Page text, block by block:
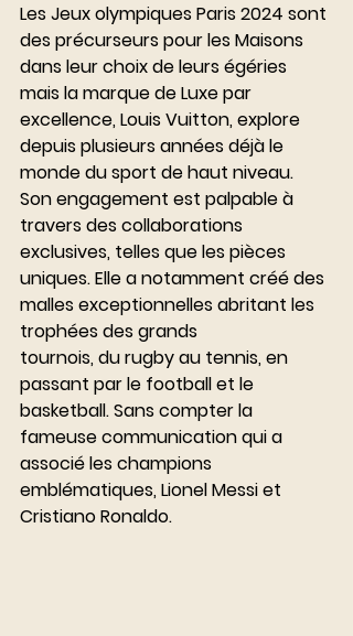
Les Jeux olympiques Paris 2024 sont
des précurseurs pour les Maisons
dans leur choix de leurs égéries
mais la marque de Luxe par
excellence, Louis Vuitton, explore
depuis plusieurs années déjà le
monde du sport de haut niveau.
Son engagement est palpable à
travers des collaborations
exclusives, telles que les pièces
uniques. Elle a notamment créé des
malles exceptionnelles abritant les
trophées des grands
tournois, du rugby au tennis, en
passant par le football et le
basketball. Sans compter la
fameuse communication qui a
associé les champions
emblématiques, Lionel Messi et
Cristiano Ronaldo.